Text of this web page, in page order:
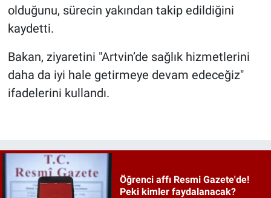
olduğunu, sürecin yakından takip edildiğini
kaydetti.
Bakan, ziyaretini "Artvin’de sağlık hizmetlerini
daha da iyi hale getirmeye devam edeceğiz"
ifadelerini kullandı.
Öğrenci affı Resmi Gazete'de!
Peki kimler faydalanacak?